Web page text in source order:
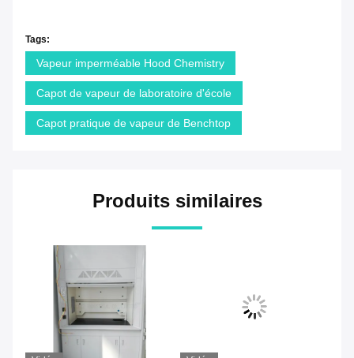
Tags:
Vapeur imperméable Hood Chemistry
Capot de vapeur de laboratoire d'école
Capot pratique de vapeur de Benchtop
Produits similaires